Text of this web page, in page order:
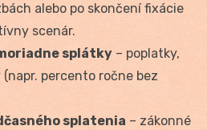
alebo po skončení fixácie
scenár.
splátky – poplatky,
percento ročne bez
splatenia – zákonné